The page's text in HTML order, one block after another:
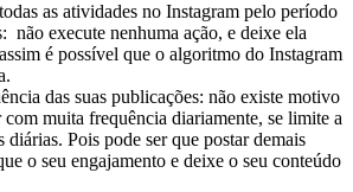
as atividades no Instagram pelo período
não execute nenhuma ação, e deixe ela
é possível que o algoritmo do Instagram
das suas publicações: não existe motivo
com muita frequência diariamente, se limite a
diárias. Pois pode ser que postar demais
o seu engajamento e deixe o seu conteúdo